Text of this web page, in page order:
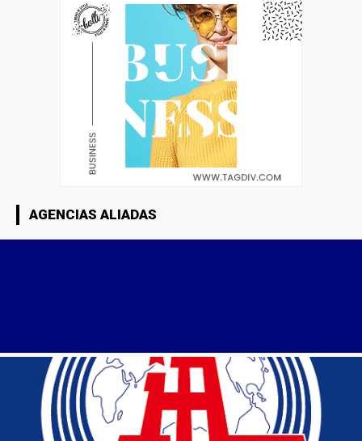
AGENCIAS ALIADAS